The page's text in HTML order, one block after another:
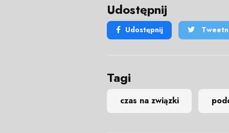
Udostępnij
Udostępnij
Tagi
czas na związki